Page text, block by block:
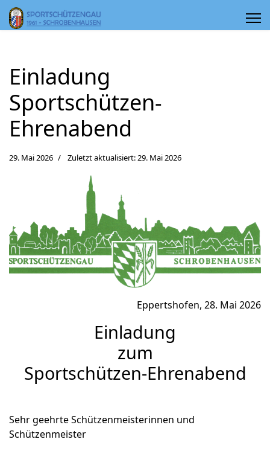
Einladung
Sportschützen-
Ehrenabend
29. Mai 2026 Zuletzt aktualisiert: 29. Mai 2026
Eppertshofen, 28. Mai 2026
Einladung
zum
Sportschützen-Ehrenabend
Sehr geehrte Schützenmeisterinnen und
Schützenmeister